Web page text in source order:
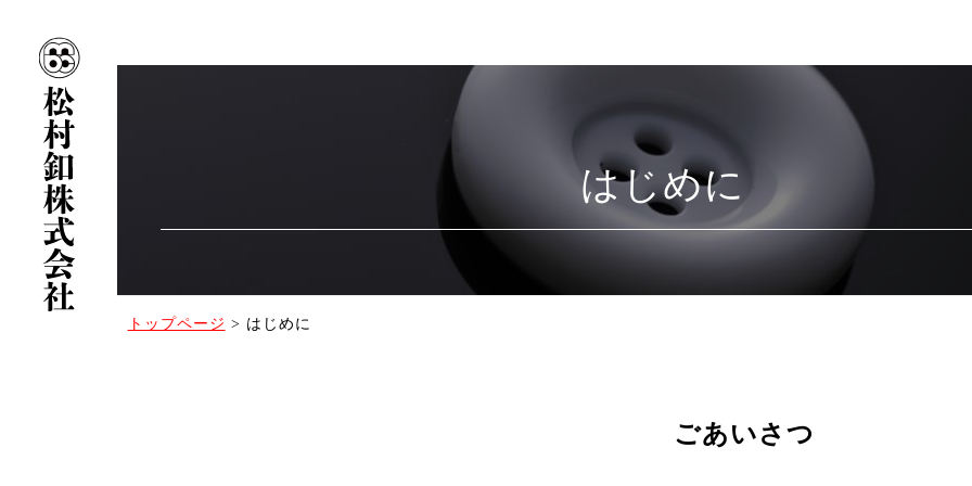
はじめに
トップページ > はじめに
ごあいさつ